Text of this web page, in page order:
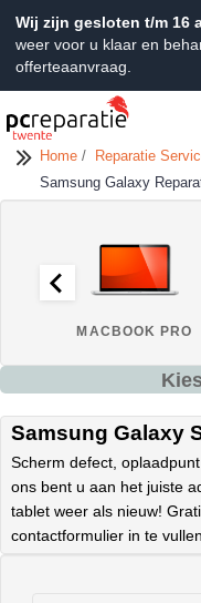
Wij zijn gesloten t/m 16
weer voor u klaar en
offerteaanvraag.
Home / Reparatie
Samsung Galaxy
MACBOOK PRO
Samsung Galaxy
Scherm defect,
ons bent u aan het juiste
tablet weer als nieuw!
contactformulier in te